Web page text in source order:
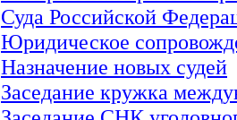
Суда Российской
Юридическое
Назначение новых судей
Заседание кружка